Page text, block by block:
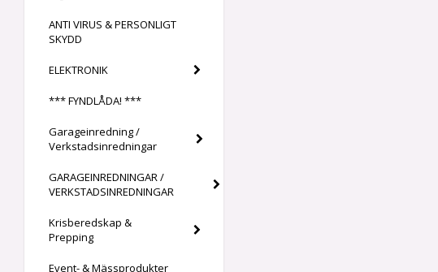
ANTI VIRUS & PERSONLIGT
SKYDD
ELEKTRONIK
*** FYNDLÅDA! ***
Garageinredning /
Verkstadsinredningar
GARAGEINREDNINGAR /
VERKSTADSINREDNINGAR
Krisberedskap &
Prepping
Event- & Mässprodukter